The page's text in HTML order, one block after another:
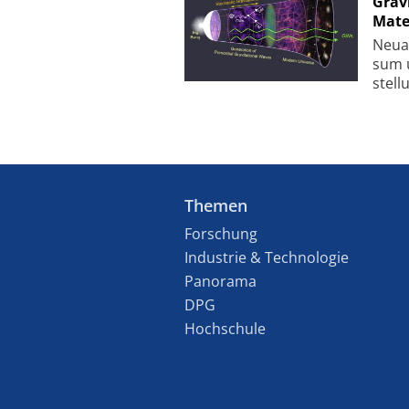
sum
Themen
Forschung
Industrie & Technologie
Panorama
DPG
Hochschule